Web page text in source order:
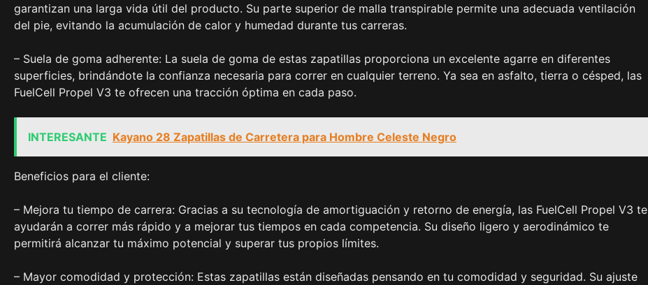
garantizan una larga vida útil del producto. Su parte superior de malla transpirable permite una adecuada ventilación
del pie, evitando la acumulación de calor y humedad durante tus carreras.
– Suela de goma adherente: La suela de goma de estas zapatillas proporciona un excelente agarre en diferentes
superficies, brindándote la confianza necesaria para correr en cualquier terreno. Ya sea en asfalto, tierra o césped, las
FuelCell Propel V3 te ofrecen una tracción óptima en cada paso.
INTERESANTE Kayano 28 Zapatillas de Carretera para Hombre Celeste Negro
Beneficios para el cliente:
– Mejora tu tiempo de carrera: Gracias a su tecnología de amortiguación y retorno de energía, las FuelCell Propel V3 te
ayudarán a correr más rápido y a mejorar tus tiempos en cada competencia. Su diseño ligero y aerodinámico te
permitirá alcanzar tu máximo potencial y superar tus propios límites.
– Mayor comodidad y protección: Estas zapatillas están diseñadas pensando en tu comodidad y seguridad. Su ajuste